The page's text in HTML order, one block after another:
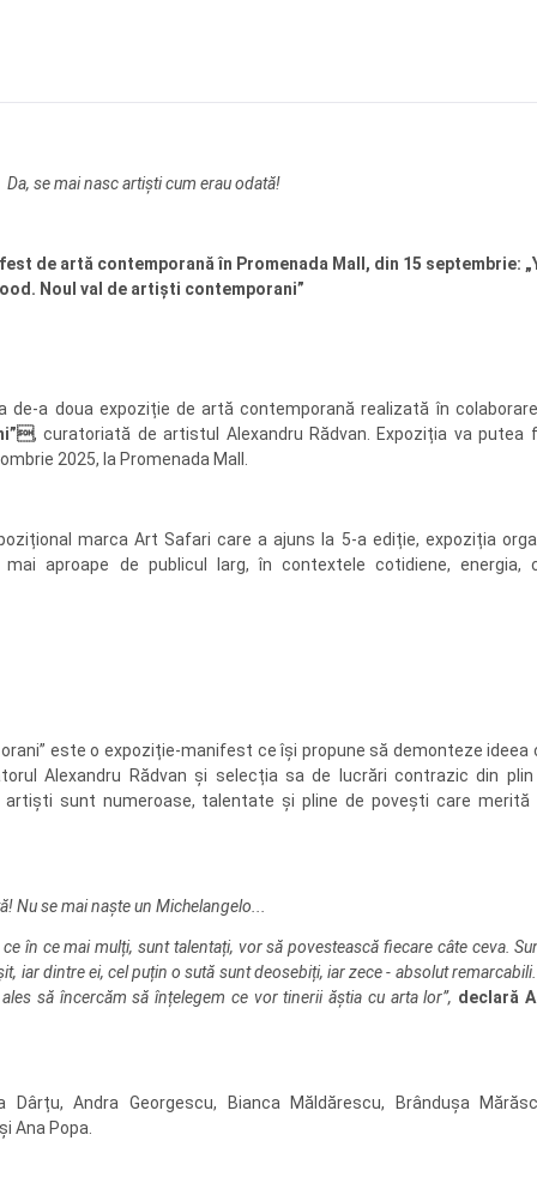
Da, se mai nasc artiști cum erau odată!
de artă contemporană în Promenada Mall, din 15 septembrie:
Noul val de artiști contemporani”
de-a doua expoziție de artă contemporană realizată în
,curatoriată de artistul Alexandru Rădvan. Expoziția va putea
2025, la Promenada Mall.
marca Art Safari care a ajuns la 5-a ediție, expoziția
aproape de publicul larg, în contextele cotidiene, energia,
este o expoziție-manifest ce își propune să demonteze ideea
Alexandru Rădvan și selecția sa de lucrări contrazic din
sunt numeroase, talentate și pline de povești care merită
Nu se mai naște un Michelangelo...
în ce mai mulți, sunt talentați, vor să povestească fiecare câte ceva.
iar dintre ei, cel puțin o sută sunt deosebiți, iar zece - absolut
să încercăm să înțelegem ce vor tinerii ăștia cu arta lor”, declară
Andra Georgescu, Bianca Măldărescu, Brândușa
Ana Popa.